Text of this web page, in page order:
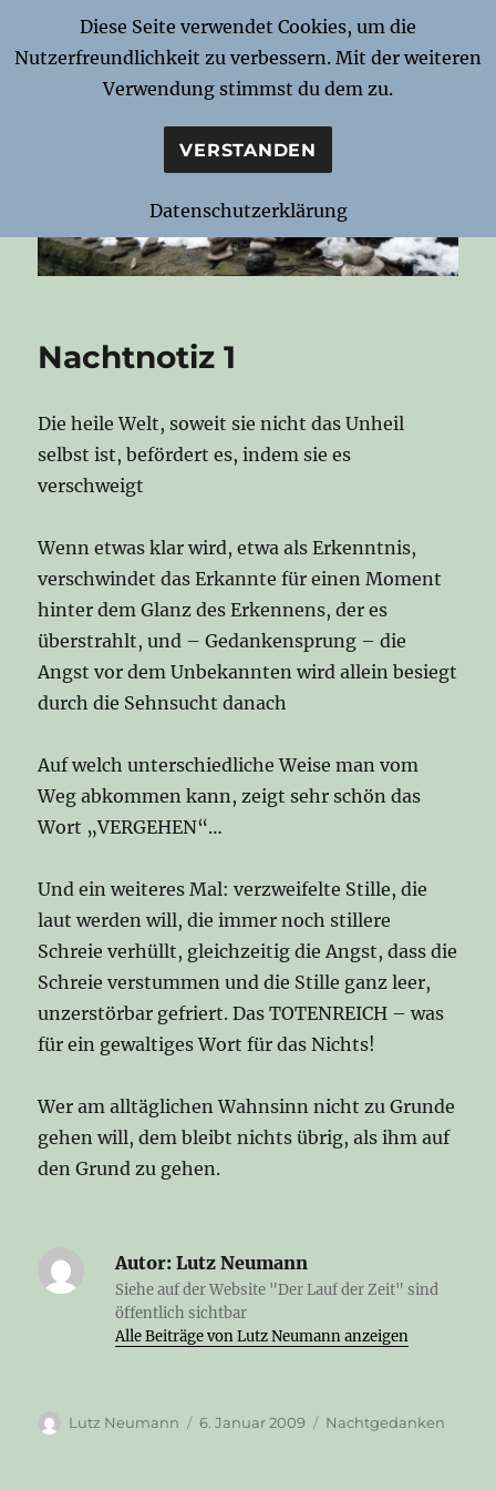
Notizen zur Nacht
Nachtnotiz 1
Die heile Welt, soweit sie nicht das Unheil
selbst ist, befördert es, indem sie es
verschweigt
Wenn etwas klar wird, etwa als Erkenntnis,
verschwindet das Erkannte für einen Moment
hinter dem Glanz des Erkennens, der es
überstrahlt, und – Gedankensprung – die
Angst vor dem Unbekannten wird allein besiegt
durch die Sehnsucht danach
Auf welch unterschiedliche Weise man vom
Weg abkommen kann, zeigt sehr schön das
Wort „VERGEHEN“…
Und ein weiteres Mal: verzweifelte Stille, die
laut werden will, die immer noch stillere
Schreie verhüllt, gleichzeitig die Angst, dass die
Schreie verstummen und die Stille ganz leer,
unzerstörbar gefriert. Das TOTENREICH – was
für ein gewaltiges Wort für das Nichts!
Wer am alltäglichen Wahnsinn nicht zu Grunde
gehen will, dem bleibt nichts übrig, als ihm auf
den Grund zu gehen.
Autor: Lutz Neumann
Siehe auf der Website "Der Lauf der Zeit" sind
öffentlich sichtbar
Alle Beiträge von Lutz Neumann anzeigen
Autor
Lutz Neumann
Veröffentlicht
6. Januar 2009 Kategorien
Nachtgedanken
Diese Seite verwendet Cookies, um die
Nutzerfreundlichkeit zu verbessern. Mit der weiteren
Verwendung stimmst du dem zu.
VERSTANDEN
Datenschutzerklärung